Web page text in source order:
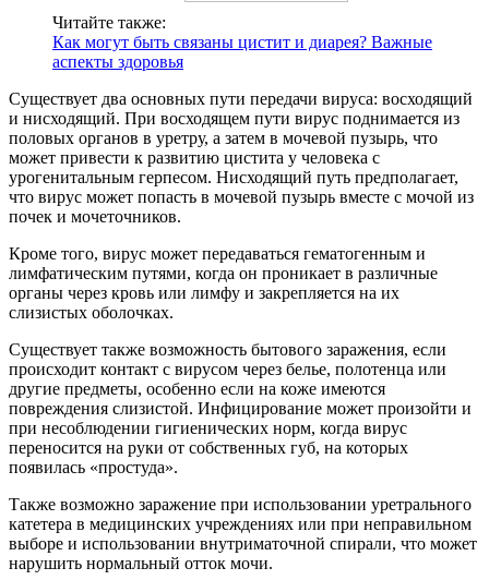
Читайте также:
Как могут быть связаны цистит и диарея? Важные
аспекты здоровья
Существует два основных пути передачи вируса: восходящий
и нисходящий. При восходящем пути вирус поднимается из
половых органов в уретру, а затем в мочевой пузырь, что
может привести к развитию цистита у человека с
урогенитальным герпесом. Нисходящий путь предполагает,
что вирус может попасть в мочевой пузырь вместе с мочой из
почек и мочеточников.
Кроме того, вирус может передаваться гематогенным и
лимфатическим путями, когда он проникает в различные
органы через кровь или лимфу и закрепляется на их
слизистых оболочках.
Существует также возможность бытового заражения, если
происходит контакт с вирусом через белье, полотенца или
другие предметы, особенно если на коже имеются
повреждения слизистой. Инфицирование может произойти и
при несоблюдении гигиенических норм, когда вирус
переносится на руки от собственных губ, на которых
появилась «простуда».
Также возможно заражение при использовании уретрального
катетера в медицинских учреждениях или при неправильном
выборе и использовании внутриматочной спирали, что может
нарушить нормальный отток мочи.